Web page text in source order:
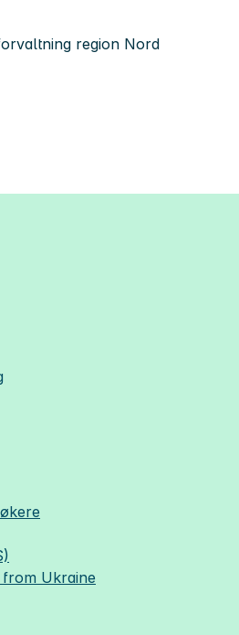
region Nord
Ukraine